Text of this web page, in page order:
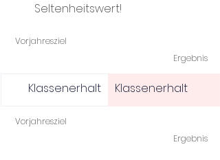
Seltenheitswert!
Ergebnis
Klassenerhalt Klassenerhalt
Ergebnis